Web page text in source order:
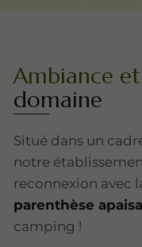
Ambiance
domaine
Situé dans un
notre
reconnexion avec
parenthèse
camping !